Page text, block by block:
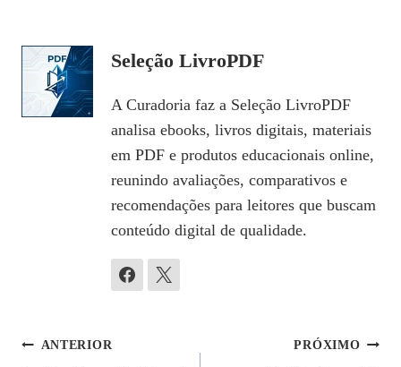
Seleção LivroPDF
A Curadoria faz a Seleção LivroPDF
analisa ebooks, livros digitais, materiais
em PDF e produtos educacionais online,
reunindo avaliações, comparativos e
recomendações para leitores que buscam
conteúdo digital de qualidade.
Navegação
ANTERIOR PRÓXIMO